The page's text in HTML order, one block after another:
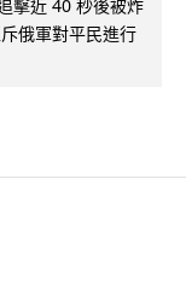
擊近 40 秒後被炸
俄軍對平民進行